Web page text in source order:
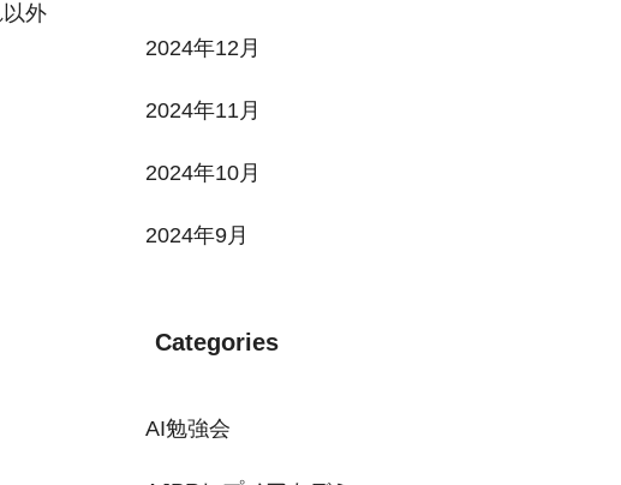
外
2024年12月
2024年11月
2024年10月
2024年9月
Categories
AI勉強会